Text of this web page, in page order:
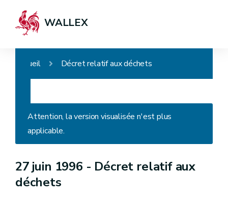
WALLEX
Accueil Décret relatif aux déchets
Attention, la version visualisée n'est plus
applicable.
27 juin 1996 - Décret relatif aux
déchets